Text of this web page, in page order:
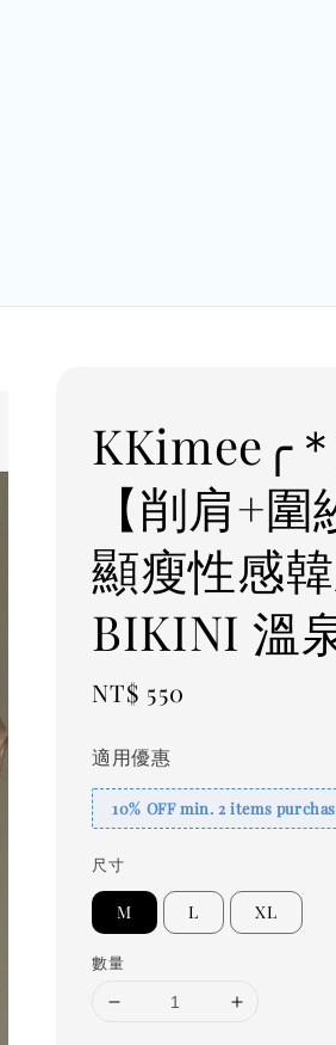
KKimee╭
【削肩+圍
顯瘦性感
BIKINI 溫
Regular
NT$ 550
適用優惠
10% OFF min. 2 items
尺寸
M L XL
數量